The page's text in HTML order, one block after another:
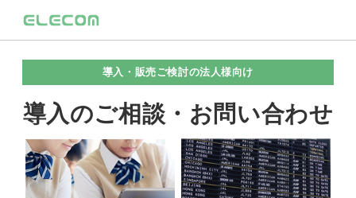
導入・販売ご検討の法人様向け
導入のご相談・お問い合わせ